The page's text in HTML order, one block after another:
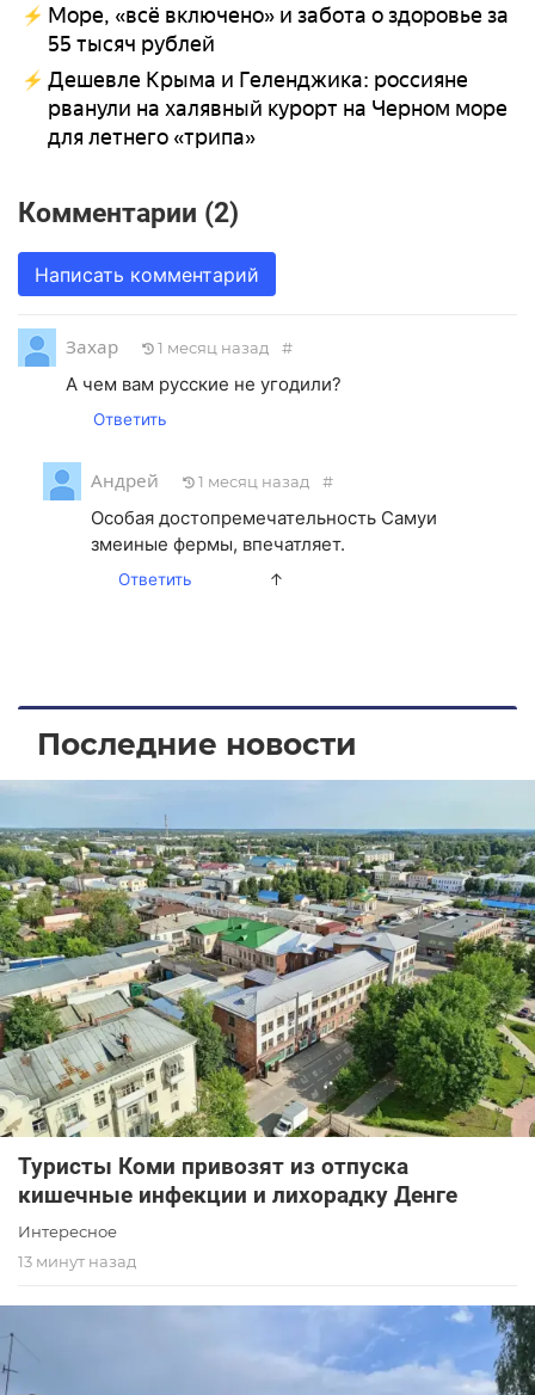
Море, «всё включено» и забота о здоровье за
55 тысяч рублей
Дешевле Крыма и Геленджика: россияне
рванули на халявный курорт на Черном море
для летнего «трипа»
Комментарии (2)
Написать комментарий
Захар 1 месяц назад #
А чем вам русские не угодили?
Ответить
Андрей 1 месяц назад #
Особая достопремечательность Самуи
змеиные фермы, впечатляет.
Ответить ↑
Последние новости
Туристы Коми привозят из отпуска
кишечные инфекции и лихорадку Денге
Интересное
13 минут назад